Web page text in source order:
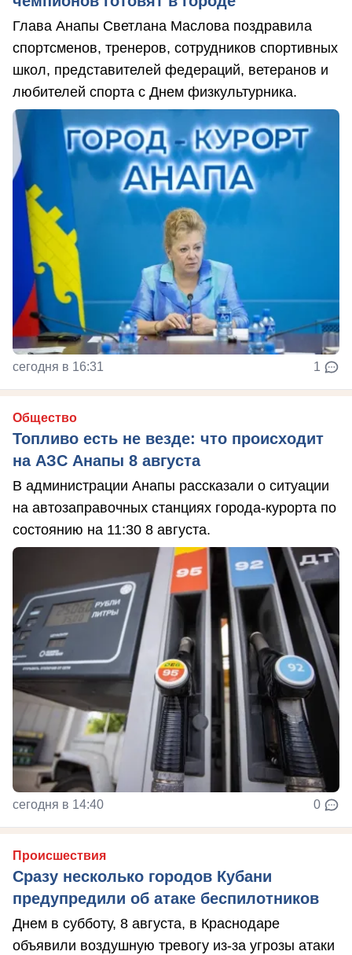
Глава Анапы Светлана Маслова поздравила
спортсменов, тренеров, сотрудников спортивных
школ, представителей федераций, ветеранов и
любителей спорта с Днем физкультурника.
сегодня в 16:31 1
Общество
Топливо есть не везде: что происходит
на АЗС Анапы 8 августа
В администрации Анапы рассказали о ситуации
на автозаправочных станциях города-курорта по
состоянию на 11:30 8 августа.
сегодня в 14:40 0
Происшествия
Сразу несколько городов Кубани
предупредили об атаке беспилотников
Днем в субботу, 8 августа, в Краснодаре
объявили воздушную тревогу из-за угрозы атаки